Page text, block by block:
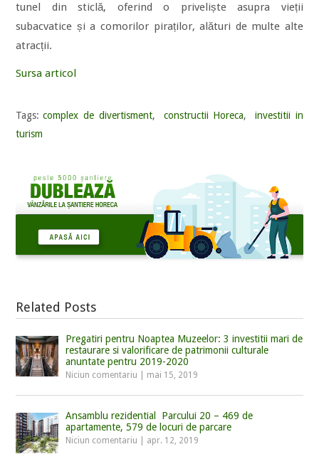
tunel din sticlă, oferind o priveliște asupra vieții
subacvatice și a comorilor piraților, alături de multe alte
atracții.
Sursa articol
Tags: complex de divertisment, constructii Horeca,
investitii in
turism
Related Posts
Pregatiri pentru Noaptea Muzeelor: 3 investitii mari de
restaurare si valorificare de patrimonii culturale
anuntate pentru 2019-2020
Niciun comentariu mai 15, 2019
Ansamblu rezidential Parcului 20 – 469 de
apartamente, 579 de locuri de parcare
Niciun comentariu apr. 12, 2019